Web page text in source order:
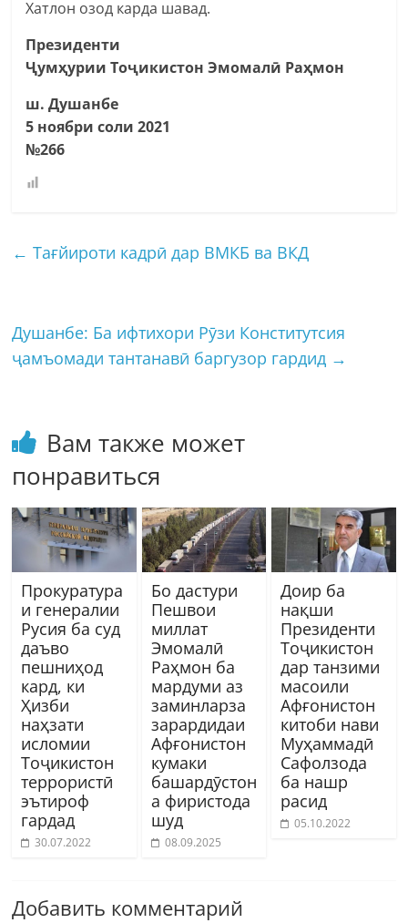
Хатлон озод карда шавад.
Президенти
Ҷумҳурии Тоҷикистон Эмомалӣ Раҳмон
ш. Душанбе
5 ноябри соли 2021
№266
← Тағйироти кадрӣ дар ВМКБ ва ВКД
Душанбе: Ба ифтихори Рӯзи Конститутсия
ҷамъомади тантанавӣ баргузор гардид →
Вам также может
понравиться
Прокуратура
и генералии
Русия ба суд
даъво
пешниҳод
кард, ки
Ҳизби
наҳзати
исломии
Тоҷикистон
террористӣ
эътироф
гардад
30.07.2022
Бо дастури
Пешвои
миллат
Эмомалӣ
Раҳмон ба
мардуми аз
заминларза
зарардидаи
Афғонистон
кумаки
башардӯстон
а фиристода
шуд
08.09.2025
Доир ба
нақши
Президенти
Тоҷикистон
дар танзими
масоили
Афғонистон
китоби нави
Муҳаммадӣ
Сафолзода
ба нашр
расид
05.10.2022
Добавить комментарий